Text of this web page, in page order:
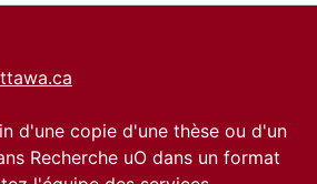
d'une copie d'une thèse ou d'un
Recherche uO dans un format